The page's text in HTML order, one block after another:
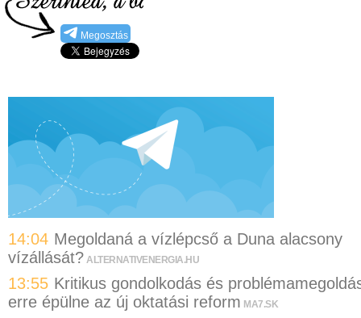
Megosztás
14:04 Megoldaná a vízlépcső a Duna alacsony
vízállását? ALTERNATIVENERGIA.HU
13:55 Kritikus gondolkodás és
erre épülne az új oktatási reform MA7.SK